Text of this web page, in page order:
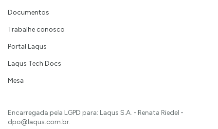
Documentos
Trabalhe conosco
Portal Laqus
Laqus Tech Docs
Mesa
Encarregada pela LGPD para: Laqus S.A. - Renata Riedel -
dpo@laqus.com.br.